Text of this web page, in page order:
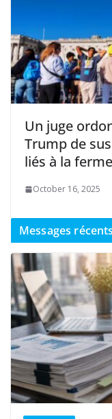
Un juge
Trump de
liés à la
October 16, 2025
Messages récents